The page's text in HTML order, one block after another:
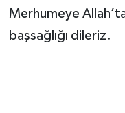
Merhumeye
başsağlığı dileriz.